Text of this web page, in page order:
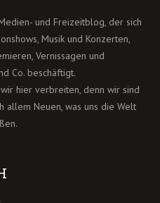
und Freizeitblog, der sich
Musik und Konzerten,
Vernissagen und
Co. beschäftigt.
hier verbreiten, denn wir sind
allem Neuen, was uns die Welt